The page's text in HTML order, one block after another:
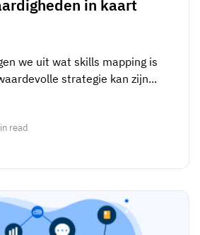
in kaart
we uit wat skills mapping is
strategie kan zijn...
read